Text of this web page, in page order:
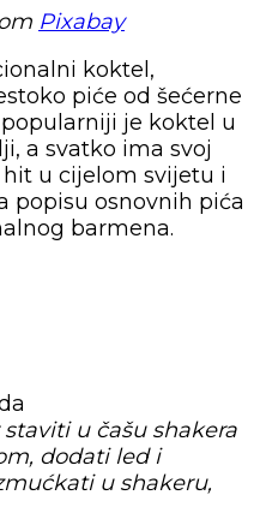
Pixabay
koktel,
piće od šećerne
je koktel u
a svatko ima svoj
u cijelom svijetu i
popisu osnovnih pića
barmena.
u čašu shakera
dodati led i
u shakeru,